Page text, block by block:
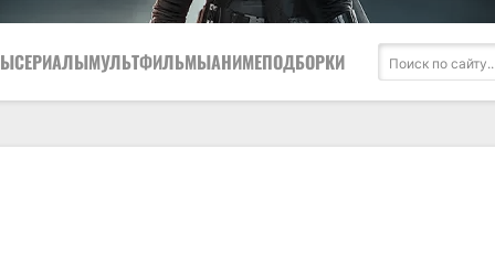
СЕРИАЛЫМУЛЬТФИЛЬМЫАНИМЕПОДБОРКИ